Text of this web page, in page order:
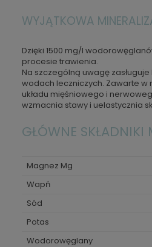
WYJĄTKOWA
Dzięki 1500 mg/l
procesie trawienia.
Na szczególną uwagę
wodach leczniczych. Zawarte
układu mięśniowego i
wzmacnia stawy i uelastycznia
GŁÓWNE SKŁADNIKI
Magnez Mg
Wapń
Sód
Potas
Wodorowęglany